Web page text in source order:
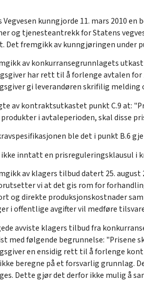
Vegvesen kunngjorde 11. mars 2010
og tjenesteantrekk for Statens
Det fremgikk av kunngjøringen under
av konkurransegrunnlagets
har rett til å forlenge avtalen for
gi leverandøren skrifilig
av kontraktsutkastet punkt C.9 at:
produkter i avtaleperioden, skal disse
ble det i punkt B.6
ikke inntatt en prisreguleringsklausul i
av klagers tilbud datert 25.
vi at det gis rom for
og direkte produksjonskostnader
i offentlige avgifter vil medføre
avviste klagers tilbud fra
med følgende begrunnelse:
en ensidig rett til å forlenge
beregne på et forsvarlig grunnlag.
Dette gjør det derfor ikke mulig å